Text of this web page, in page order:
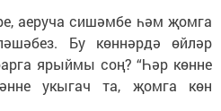
аеруча сишәмбе һәм җомга
Бу көннәрдә өйләр
ярыймы соң? “Һәр көнне
укыгач та, җомга көн